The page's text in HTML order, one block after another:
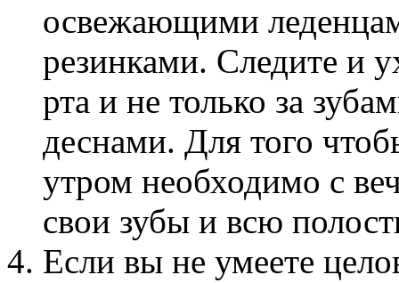
освежающими
резинками. Следите и
рта и не только за
деснами. Для того
утром необходимо с
свои зубы и всю
Если вы не умеете